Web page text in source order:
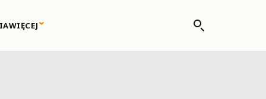
WIĘCEJ